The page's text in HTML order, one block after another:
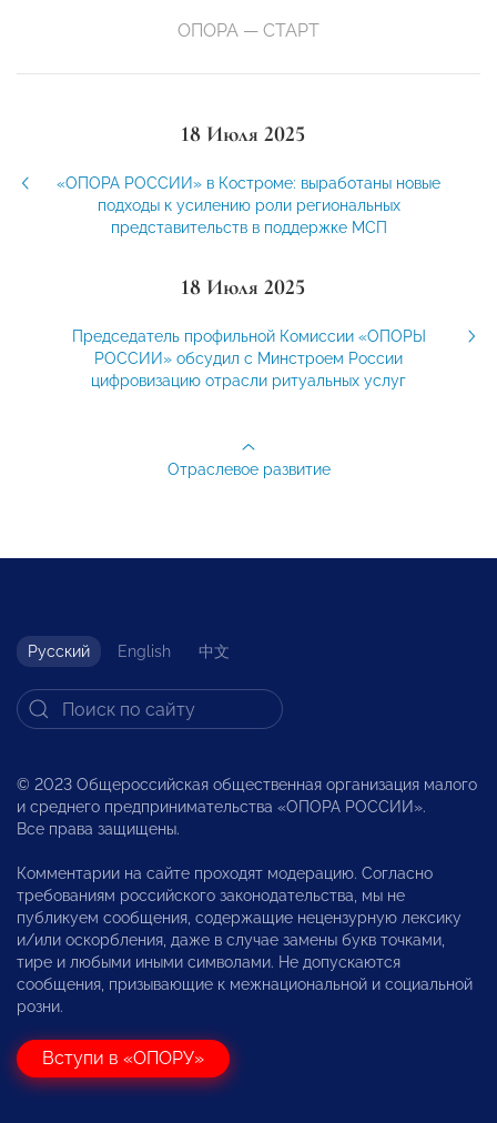
ОПОРА — СТАРТ
18 Июля 2025
«ОПОРА РОССИИ» в Костроме: выработаны новые
подходы к усилению роли региональных
представительств в поддержке МСП
18 Июля 2025
Председатель профильной Комиссии «ОПОРЫ
РОССИИ» обсудил с Минстроем России
цифровизацию отрасли ритуальных услуг
Отраслевое развитие
Русский English 中文
© 2023 Общероссийская общественная организация малого
и среднего предпринимательства «ОПОРА РОССИИ».
Все права защищены.
Комментарии на сайте проходят модерацию. Согласно
требованиям российского законодательства, мы не
публикуем сообщения, содержащие нецензурную лексику
и/или оскорбления, даже в случае замены букв точками,
тире и любыми иными символами. Не допускаются
сообщения, призывающие к межнациональной и социальной
розни.
Вступи в «ОПОРУ»